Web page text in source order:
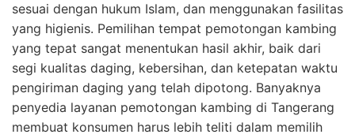
sesuai dengan hukum Islam, dan menggunakan fasilitas
yang higienis. Pemilihan tempat pemotongan kambing
yang tepat sangat menentukan hasil akhir, baik dari
segi kualitas daging, kebersihan, dan ketepatan waktu
pengiriman daging yang telah dipotong. Banyaknya
penyedia layanan pemotongan kambing di Tangerang
membuat konsumen harus lebih teliti dalam memilih